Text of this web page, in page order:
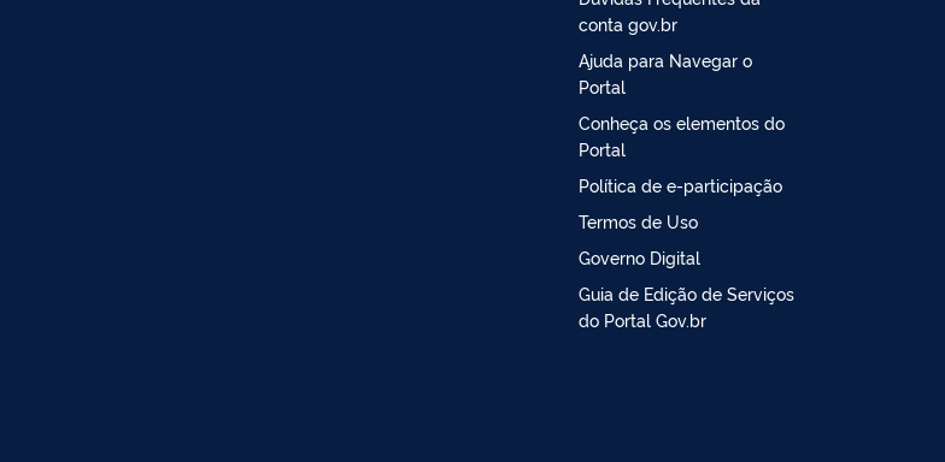
conta gov.br
Ajuda para Navegar o
Portal
Conheça os elementos do
Portal
Política de e-participação
Termos de Uso
Governo Digital
Guia de Edição de Serviços
do Portal Gov.br